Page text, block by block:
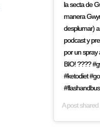
la secta de
manera
desplumar)
podcast y
por un spray
BIO! ????
#ketodiet
A post